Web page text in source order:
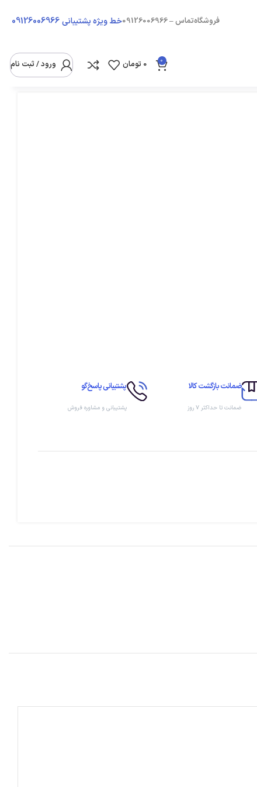
فروشگاهتماس – 09126006966 خط ویژه پشتیبانی09126006966
0
0 تومان ورود / ثبت نام
ضمانت بازگشت کالا
ضمانت تا حداکثر ۷ روز
پشتیبانی پاسخ‌گو
پشتیبانی و مشاوره فروش